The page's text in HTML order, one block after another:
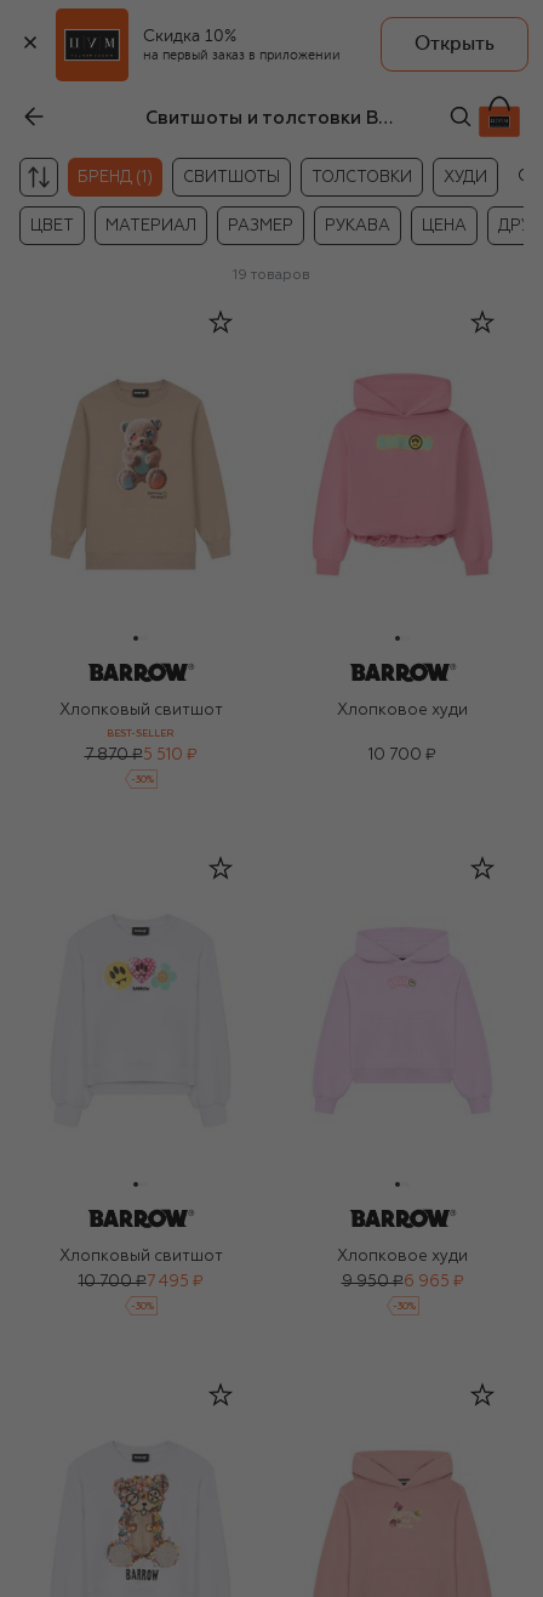
Скидка 10%
на первый заказ в приложении
Открыть
Свитшоты и толстовки Barrow для девочек
БРЕНД (1) СВИТШОТЫ ТОЛСТОВКИ ХУДИ
ЦВЕТ МАТЕРИАЛ РАЗМЕР РУКАВА ЦЕНА
19 товаров
Хлопковый свитшот
BEST-SELLER
7 870 ₽5 510 ₽
-30%
Хлопковое худи
10 700 ₽
Хлопковый свитшот
10 700 ₽7 495 ₽
-30%
Хлопковое худи
9 950 ₽6 965 ₽
-30%